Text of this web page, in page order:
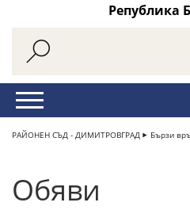
Република
РАЙОНЕН СЪД - ДИМИТРОВГРАД Бързи
Обяви